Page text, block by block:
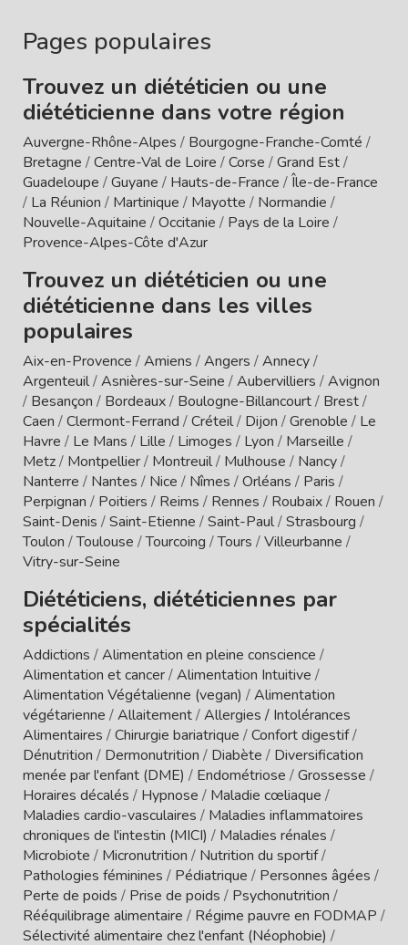
Pages populaires
Trouvez un diététicien ou une
diététicienne dans votre région
Auvergne-Rhône-Alpes / Bourgogne-Franche-Comté /
Bretagne /Centre-Val de Loire /Corse /Grand Est/
Guadeloupe /Guyane / Hauts-de-France /Île-de-France
/ La Réunion / Martinique / Mayotte / Normandie /
Nouvelle-Aquitaine /Occitanie / Pays de la Loire /
Provence-Alpes-Côte d'Azur
Trouvez un diététicien ou une
diététicienne dans les villes
populaires
Aix-en-Provence /Amiens /Angers /Annecy/
Argenteuil/Asnières-sur-Seine /Aubervilliers /Avignon
/ Besançon / Bordeaux/ Boulogne-Billancourt/ Brest/
Caen /Clermont-Ferrand /Créteil/ Dijon /Grenoble / Le
Havre / Le Mans / Lille / Limoges / Lyon / Marseille /
Metz/ Montpellier/ Montreuil/ Mulhouse / Nancy/
Nanterre / Nantes / Nice / Nîmes /Orléans / Paris /
Perpignan / Poitiers / Reims / Rennes / Roubaix/ Rouen /
Saint-Denis /Saint-Etienne /Saint-Paul/Strasbourg /
Toulon /Toulouse /Tourcoing /Tours /Villeurbanne /
Vitry-sur-Seine
Diététiciens, diététiciennes par
spécialités
Addictions /Alimentation en pleine conscience /
Alimentation et cancer/Alimentation Intuitive /
Alimentation Végétalienne (vegan) /Alimentation
végétarienne /Allaitement/Allergies / Intolérances
Alimentaires /Chirurgie bariatrique /Confort digestif/
Dénutrition / Dermonutrition / Diabète / Diversification
menée par l'enfant (DME) / Endométriose /Grossesse /
Horaires décalés / Hypnose / Maladie cœliaque /
Maladies cardio-vasculaires / Maladies inflammatoires
chroniques de l'intestin (MICI) / Maladies rénales /
Microbiote / Micronutrition / Nutrition du sportif/
Pathologies féminines / Pédiatrique / Personnes âgées /
Perte de poids / Prise de poids / Psychonutrition /
Rééquilibrage alimentaire / Régime pauvre en FODMAP /
Sélectivité alimentaire chez l'enfant (Néophobie) /